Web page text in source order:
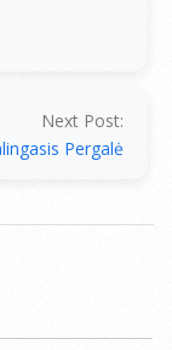
Next Post:
Pergalė